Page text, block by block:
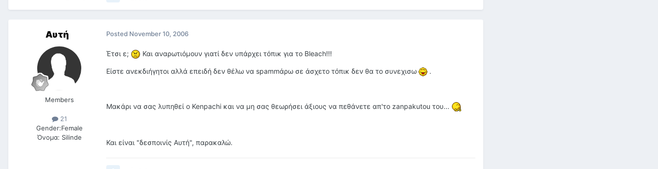
Αυτή
Members
21
Gender:Female
Όνομα: Silinde
Posted November 10, 2006
Έτσι ε; Και αναρωτιόμουν γιατί δεν υπάρχει τόπικ για το Bleach!!!
Είστε ανεκδιήγητοι αλλά επειδή δεν θέλω να spammάρω σε άσχετο τόπικ δεν θα το συνεχισω .
Mακάρι να σας λυπηθεί ο Kenpachi και να μη σας θεωρήσει άξιους να πεθάνετε απ'το zanpakutou του...
Και είναι "δεσποινίς Αυτή", παρακαλώ.